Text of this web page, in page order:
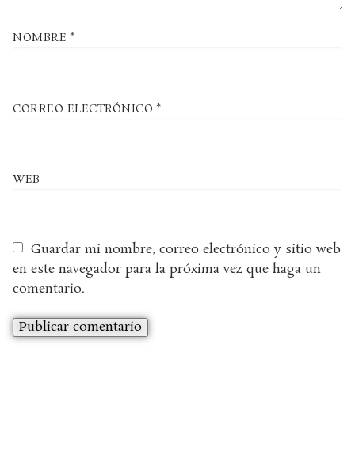
NOMBRE*
CORREO ELECTRÓNICO*
WEB
Guardar mi nombre, correo electrónico y sitio web
en este navegador para la próxima vez que haga un
comentario.